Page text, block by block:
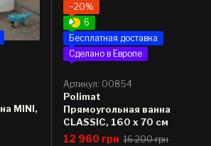
MINI,
−20%
6
Бесплатная доставка
Сделано в Европе
Артикул: 00854
Polimat
Прямоугольная ванна
CLASSIC, 160 x 70 см
12 960 грн 16 200 грн